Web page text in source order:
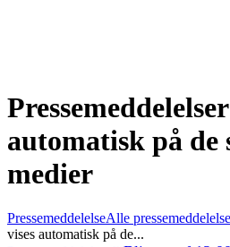
automatisk på de
medier
PressemeddelelseAlle
vises automatisk på de...